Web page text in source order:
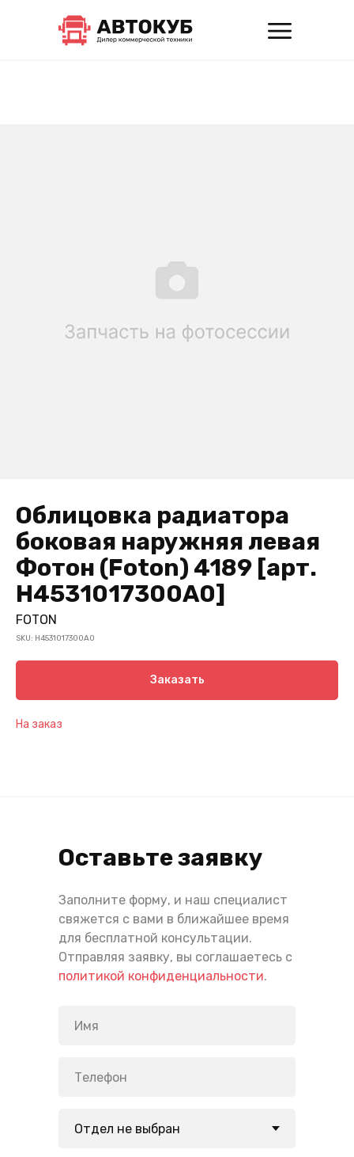
Облицовка радиатора
боковая наружняя левая
Фотон (Foton) 4189 [арт.
H4531017300A0]
FOTON
SKU: H4531017300A0
Заказать
На заказ
Оставьте заявку
Заполните форму, и наш специалист
свяжется с вами в ближайшее время
для бесплатной консультации.
Отправляя заявку, вы соглашаетесь с
политикой конфиденциальности.